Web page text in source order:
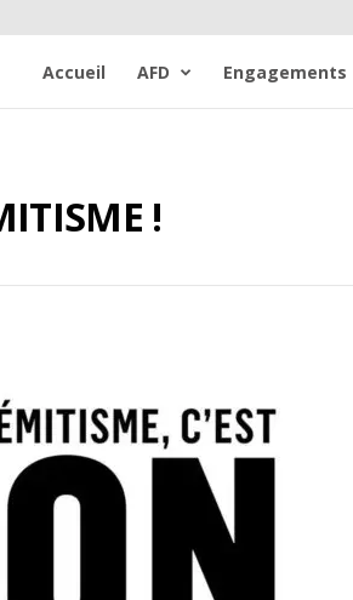
Accueil AFD Engagements
!